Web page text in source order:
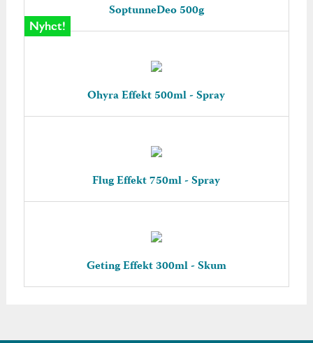
SoptunneDeo 500g
Nyhet!
Ohyra Effekt 500ml - Spray
Flug Effekt 750ml - Spray
Geting Effekt 300ml - Skum